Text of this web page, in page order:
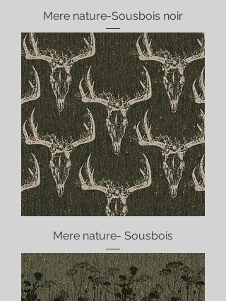
Mere nature-Sousbois noir
Mere nature- Sousbois